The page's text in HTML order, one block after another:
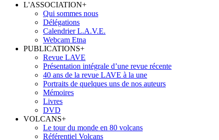
L'ASSOCIATION+
Qui sommes nous
Délégations
Calendrier L.A.V.E.
Webcam Etna
PUBLICATIONS+
Revue LAVE
Présentation intégrale d’une revue récente
40 ans de la revue LAVE à la une
Portraits de quelques uns de nos auteurs
Mémoires
Livres
DVD
VOLCANS+
Le tour du monde en 80 volcans
Référentiel Volcans